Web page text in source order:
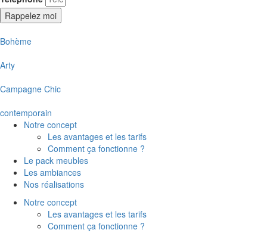
Rappelez moi
Bohème
Arty
Campagne Chic
contemporain
Notre concept
Les avantages et les tarifs
Comment ça fonctionne ?
Le pack meubles
Les ambiances
Nos réalisations
Notre concept
Les avantages et les tarifs
Comment ça fonctionne ?